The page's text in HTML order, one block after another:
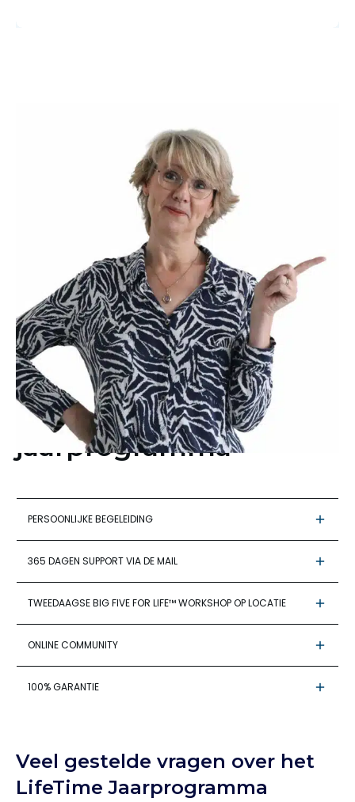
Dit krijg je als je
meedoet met het
LifeTime
jaarprogramma
PERSOONLIJKE BEGELEIDING
365 DAGEN SUPPORT VIA DE MAIL
TWEEDAAGSE BIG FIVE FOR LIFE™ WORKSHOP OP LOCATIE
ONLINE COMMUNITY
100% GARANTIE
Veel gestelde vragen over het
LifeTime Jaarprogramma